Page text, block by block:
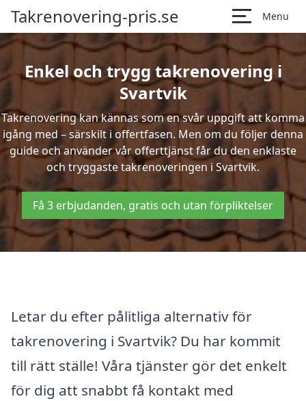
Takrenovering-pris.se Menu
Enkel och trygg takrenovering i
Svartvik
Takrenovering kan kännas som en svår uppgift att komma
igång med – särskilt i offertfasen. Men om du följer denna
guide och använder vår offerttjänst får du den enklaste
och tryggaste takrenoveringen i Svartvik.
Få 3 erbjudanden, gratis och utan förpliktelser
Letar du efter pålitliga alternativ för
takrenovering i Svartvik? Du har kommit
till rätt ställe! Våra tjänster gör det enkelt
för dig att snabbt få kontakt med